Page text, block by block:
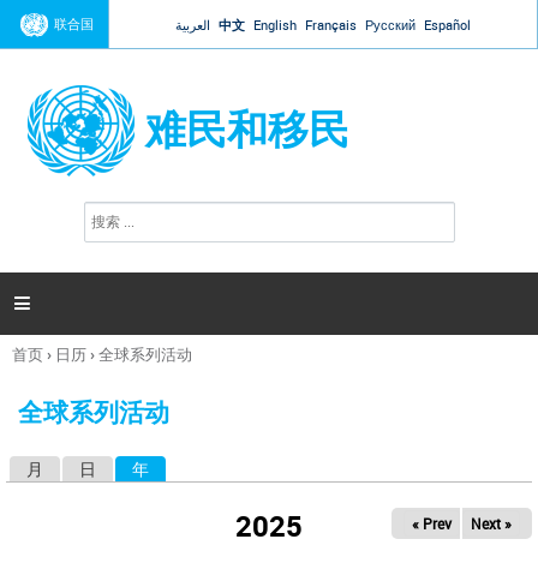
Jump to navigation
联合国 العربية 中文 English Français Русский Español
难民和移民
搜
索

你
这
首页› 日历›全球系列活动
全球系列活动
月 日 年
2025 « Prev Next »